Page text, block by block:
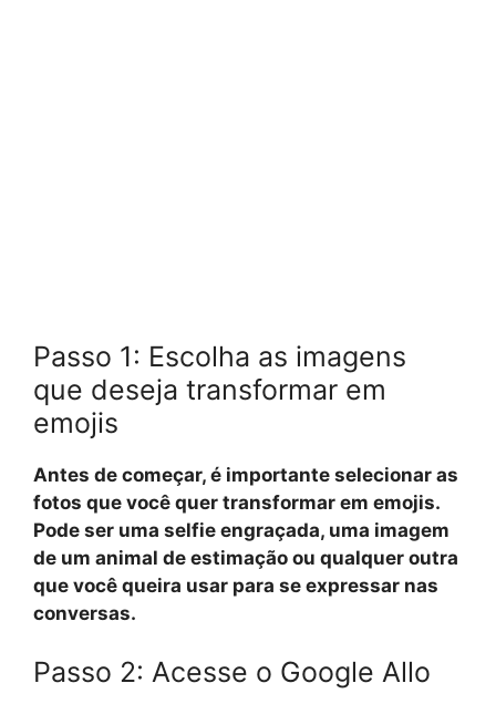
Passo 1: Escolha as imagens
que deseja transformar em
emojis
Antes de começar, é importante selecionar as
fotos que você quer transformar em emojis.
Pode ser uma selfie engraçada, uma imagem
de um animal de estimação ou qualquer outra
que você queira usar para se expressar nas
conversas.
Passo 2: Acesse o Google Allo